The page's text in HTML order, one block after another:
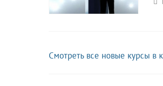
Смотреть все новые курсы в